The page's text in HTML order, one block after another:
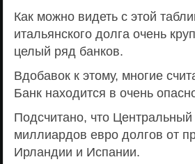
Как можно видеть с этой
итальянского долга очень
целый ряд банков.
Вдобавок к этому, многие
Банк находится в очень
Подсчитано, что
миллиардов евро долгов от
Ирландии и Испании.